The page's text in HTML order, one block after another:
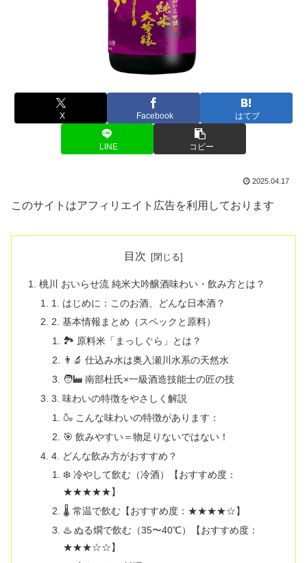
X Facebook はてブ
LINE コピー
2025.04.17
このサイトはアフィリエイト広告を利用しております
目次
桃川 おいらせ流 純米大吟醸酒味わい・飲み方とは？
1. はじめに：このお酒、どんな日本酒？
2. 基本情報まとめ（スペックと原料）
🏞 原料米「まっしぐら」とは？
👨‍🔬 仕込み水は奥入瀬川水系の天然水
🧑‍🏭 南部杜氏×一級酒造技能士の匠の技
3. 味わいの特徴をやさしく解説
🍶 こんな味わいの特徴があります：
🎯 飲みやすい＝物足りないではない！
4. どんな飲み方がおすすめ？
❄️ 冷やして飲む（冷酒）【おすすめ度：
★★★★★】
🌡 常温で飲む【おすすめ度：★★★★☆】
♨️ ぬる燗で飲む（35〜40℃）【おすすめ度：
★★★☆☆】